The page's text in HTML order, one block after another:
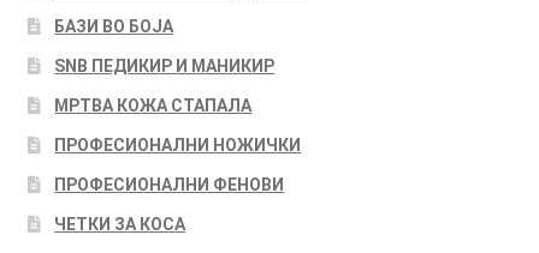
БАЗИ ВО БОЈА
SNB ПЕДИКИР И МАНИКИР
МРТВА КОЖА СТАПАЛА
ПРОФЕСИОНАЛНИ НОЖИЧКИ
ПРОФЕСИОНАЛНИ ФЕНОВИ
ЧЕТКИ ЗА КОСА